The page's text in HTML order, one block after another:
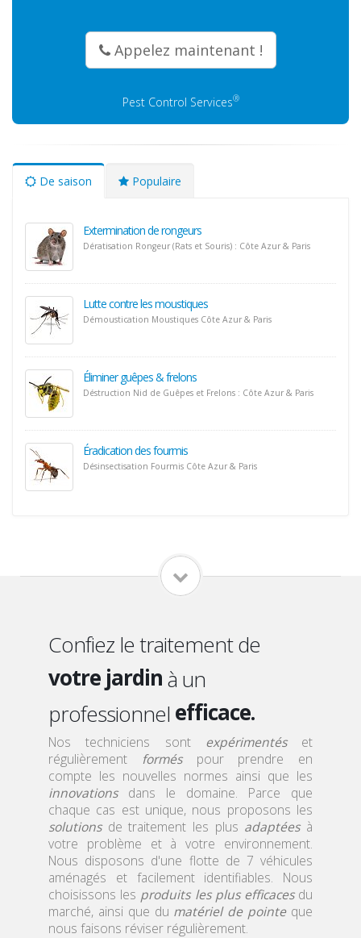
Appelez maintenant !
Pest Control Services®
De saison Populaire
Extermination de rongeurs
Dératisation Rongeur (Rats et Souris) : Côte Azur & Paris
Lutte contre les moustiques
Démoustication Moustiques Côte Azur & Paris
Éliminer guêpes & frelons
Déstruction Nid de Guêpes et Frelons : Côte Azur & Paris
Éradication des fourmis
Désinsectisation Fourmis Côte Azur & Paris
Confiez le traitement de
votre domicile
votre jardin
votre toiture
vos combles
votre domicile
à un
professionnel
sérieux.
efficace.
discret.
qualifié.
Nos techniciens sont expérimentéset
régulièrement
forméspour prendre en
compte les nouvelles normes ainsi que les
innovationsdans le domaine. Parce que
chaque cas est unique, nous proposons les
solutionsde traitement les plus adaptéesà
votre problème et à votre environnement.
Nous disposons d'une flotte de 7 véhicules
aménagés et facilement identifiables. Nous
choisissons les produits les plus efficacesdu
marché, ainsi que du matériel de pointeque
nous faisons réviser régulièrement.